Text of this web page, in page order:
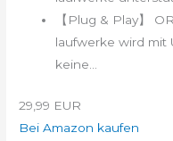
【Plug & Play】
laufwerke wird mit
keine...
29,99 EUR
Bei Amazon kaufen